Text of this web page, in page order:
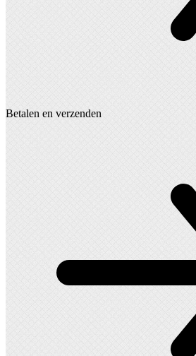
Betalen en verzenden